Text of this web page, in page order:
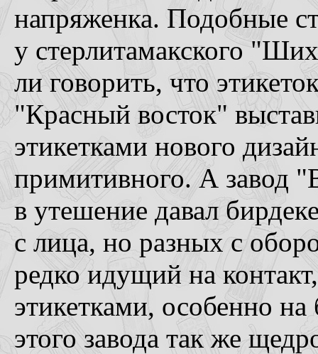
напряженка. Подобные
у стерлитамакского
ли говорить, что
"Красный восток"
этикетками нового
примитивного. А завод
в утешение давал
с лица, но разных с
редко идущий на
этикетками, особенно
этого завода так же